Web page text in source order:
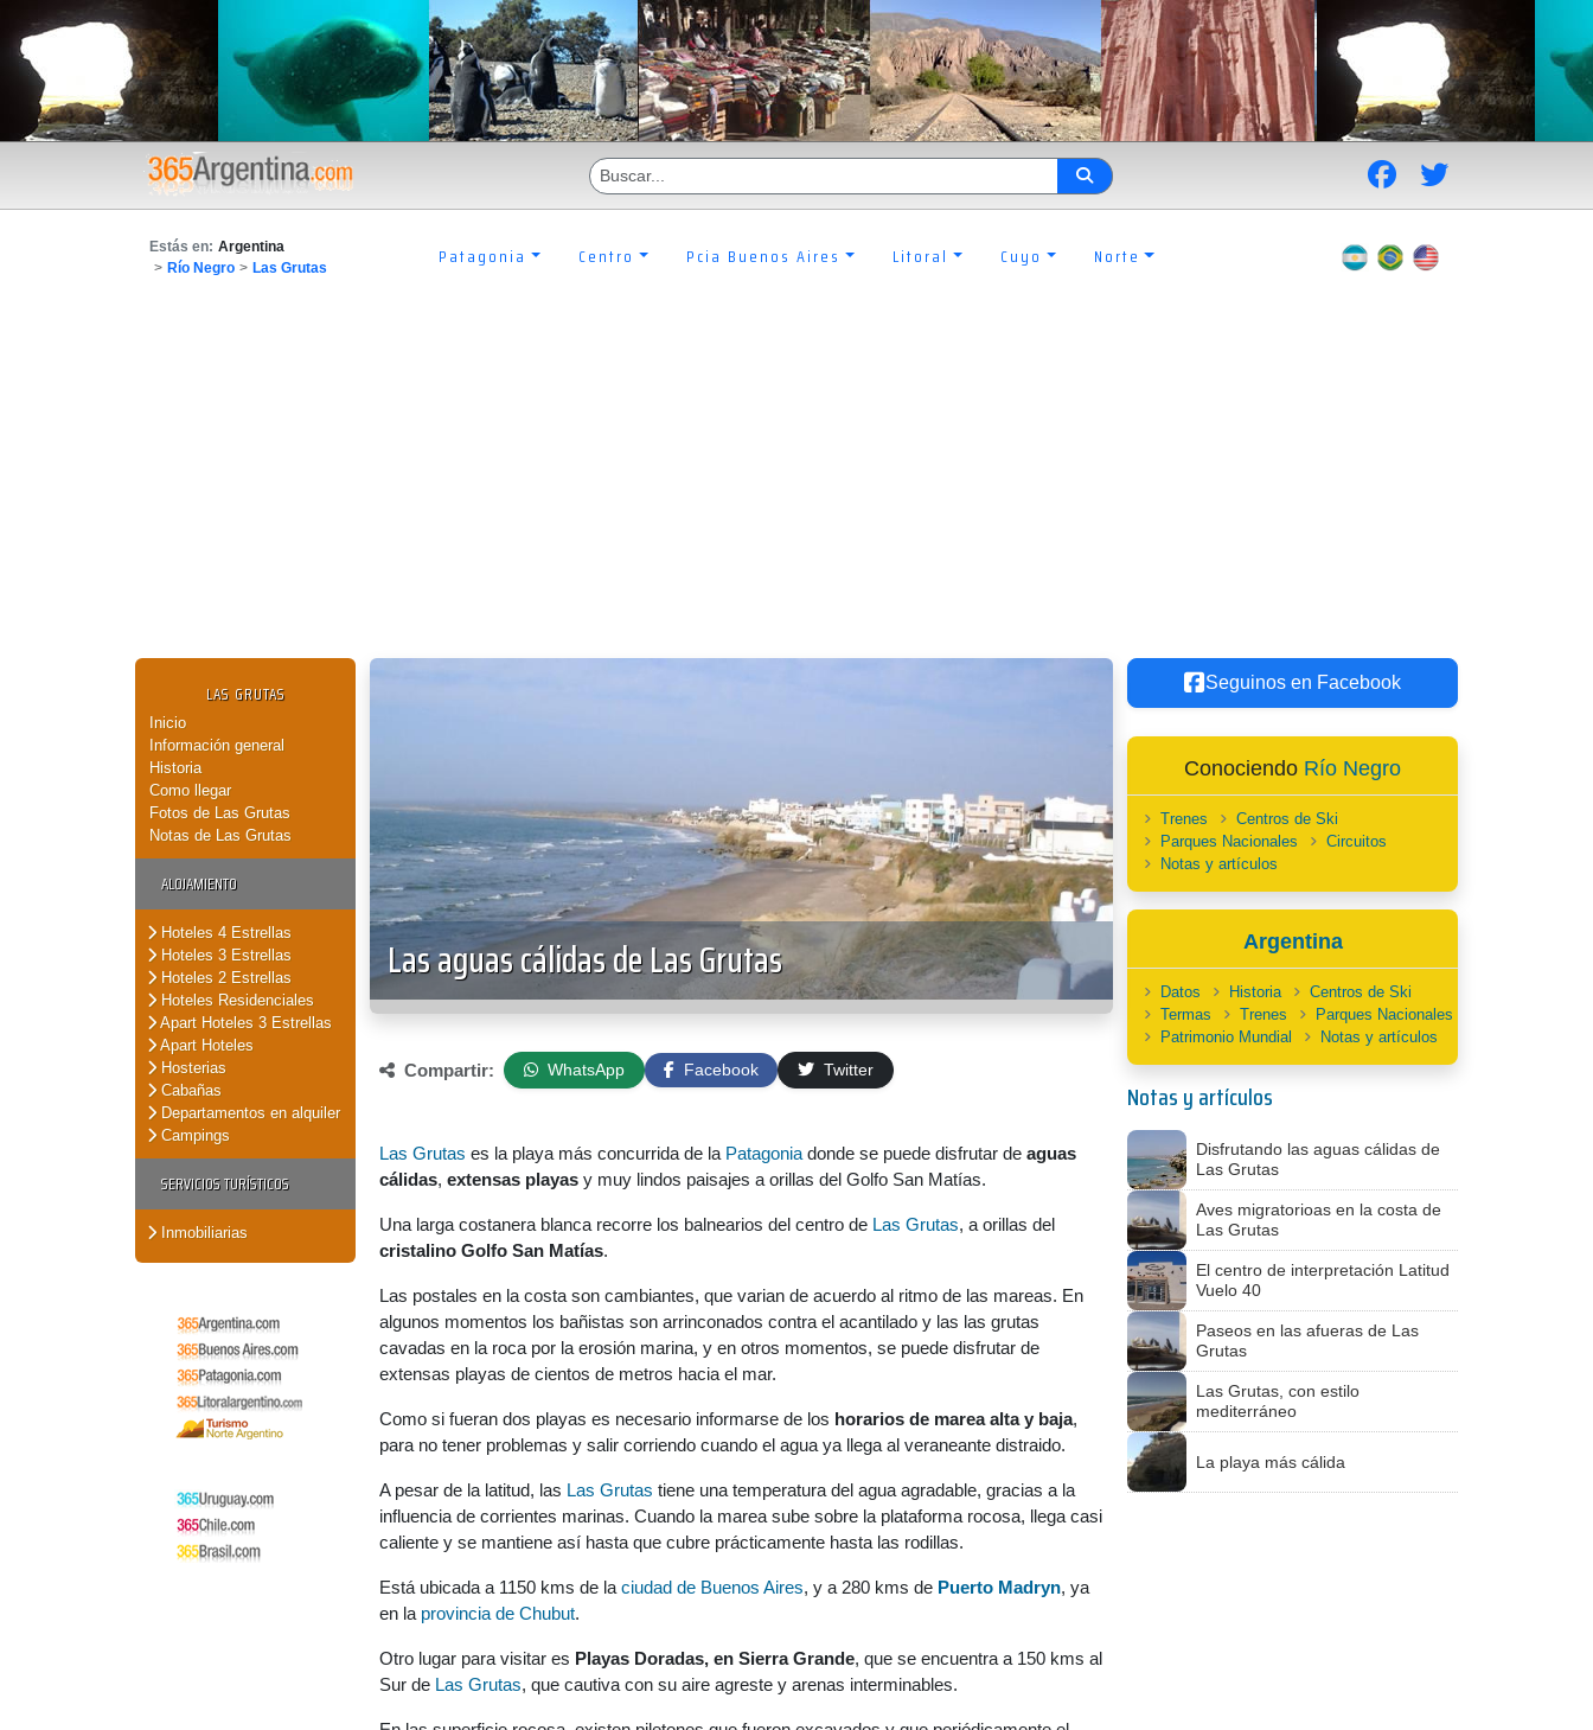
Estás en: Argentina
> Río Negro > Las Grutas Patagonia Centro Pcia Buenos Aires Litoral Cuyo Norte
LAS GRUTAS
Inicio
Información general
Historia
Como llegar
Fotos de Las Grutas
Notas de Las Grutas
ALOJAMIENTO
Hoteles 4 Estrellas
Hoteles 3 Estrellas
Hoteles 2 Estrellas
Hoteles Residenciales
Apart Hoteles 3 Estrellas
Apart Hoteles
Hosterias
Cabañas
Departamentos en alquiler
Campings
SERVICIOS TURÍSTICOS
Inmobiliarias
Las aguas cálidas de Las Grutas
Compartir: WhatsApp Facebook Twitter
Las Grutas es la playa más concurrida de la Patagonia donde se puede disfrutar de aguas
cálidas, extensas playas y muy lindos paisajes a orillas del Golfo San Matías.
Una larga costanera blanca recorre los balnearios del centro de Las Grutas, a orillas del
cristalino Golfo San Matías.
Las postales en la costa son cambiantes, que varian de acuerdo al ritmo de las mareas. En
algunos momentos los bañistas son arrinconados contra el acantilado y las las grutas
cavadas en la roca por la erosión marina, y en otros momentos, se puede disfrutar de
extensas playas de cientos de metros hacia el mar.
Como si fueran dos playas es necesario informarse de los horarios de marea alta y baja,
para no tener problemas y salir corriendo cuando el agua ya llega al veraneante distraido.
A pesar de la latitud, las Las Grutas tiene una temperatura del agua agradable, gracias a la
influencia de corrientes marinas. Cuando la marea sube sobre la plataforma rocosa, llega casi
caliente y se mantiene así hasta que cubre prácticamente hasta las rodillas.
Está ubicada a 1150 kms de la ciudad de Buenos Aires, y a 280 kms de Puerto Madryn, ya
en la provincia de Chubut.
Otro lugar para visitar es Playas Doradas, en Sierra Grande, que se encuentra a 150 kms al
Sur de Las Grutas, que cautiva con su aire agreste y arenas interminables.
Seguinos en Facebook
Conociendo Río Negro
Trenes
Centros de Ski
Parques Nacionales
Circuitos
Notas y artículos
Argentina
Datos Historia
Centros de Ski
Termas
Trenes
Parques Nacionales
Patrimonio Mundial
Notas y artículos
Notas y artículos
Disfrutando las aguas cálidas de
Las Grutas
Aves migratorioas en la costa de
Las Grutas
El centro de interpretación Latitud
Vuelo 40
Paseos en las afueras de Las
Grutas
Las Grutas, con estilo
mediterráneo
La playa más cálida